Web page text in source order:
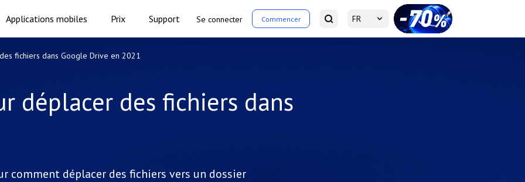
Applications mobiles Prix Support Se connecter Commencer FR
fichiers dans Google Drive en 2021
déplacer des fichiers dans
comment déplacer des fichiers vers un dossier